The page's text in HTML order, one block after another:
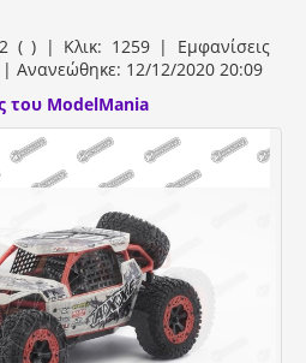
( ) | Κλικ: 1259 | Εμφανίσεις
Ανανεώθηκε: 12/12/2020 20:09
του ModelMania